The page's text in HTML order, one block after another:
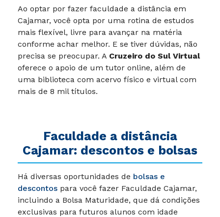
Ao optar por fazer faculdade a distância em
Cajamar, você opta por uma rotina de estudos
mais flexível, livre para avançar na matéria
conforme achar melhor. E se tiver dúvidas, não
precisa se preocupar. A Cruzeiro do Sul Virtual
oferece o apoio de um tutor online, além de
uma biblioteca com acervo físico e virtual com
mais de 8 mil títulos.
Faculdade a distância
Cajamar: descontos e bolsas
Há diversas oportunidades de bolsas e
descontos para você fazer Faculdade Cajamar,
incluindo a Bolsa Maturidade, que dá condições
exclusivas para futuros alunos com idade